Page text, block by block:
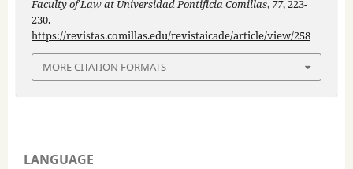
Faculty of Law at Universidad Pontificia Comillas, 77, 223-
230.
https://revistas.comillas.edu/revistaicade/article/view/258
MORE CITATION FORMATS
LANGUAGE